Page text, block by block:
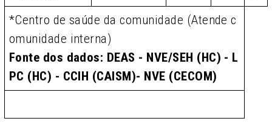
*Centro de saúde da comunidade (Atende c
omunidade interna)
Fonte dos dados: DEAS - NVE/SEH (HC) - L
PC (HC) - CCIH (CAISM)- NVE (CECOM)